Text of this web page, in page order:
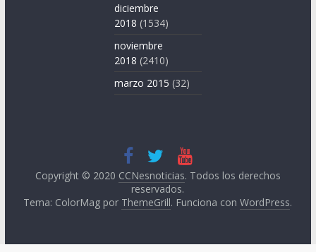
diciembre
2018 (1534)
noviembre
2018 (2410)
marzo 2015 (32)
Copyright © 2020 CCNesnoticias. Todos los derechos
reservados.
Tema: ColorMag por ThemeGrill. Funciona conWordPress.